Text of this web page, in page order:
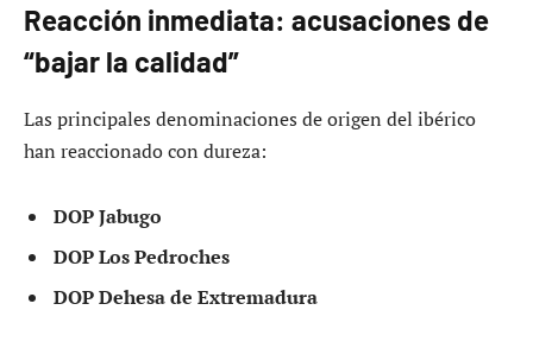
Reacción inmediata: acusaciones de
“bajar la calidad”
Las principales denominaciones de origen del ibérico
han reaccionado con dureza:
DOP Jabugo
DOP Los Pedroches
DOP Dehesa de Extremadura